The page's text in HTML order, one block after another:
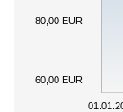
60,00 EUR
80,00 EUR